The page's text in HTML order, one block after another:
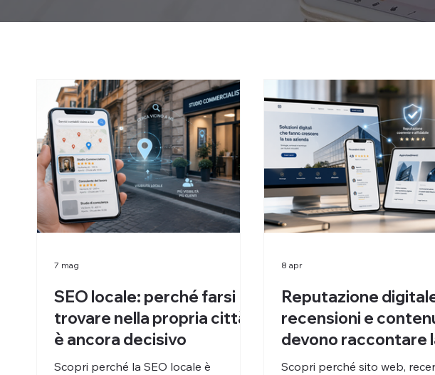
SEO locale: perché farsi
trovare nella propria città
è ancora decisivo
Scopri perché la SEO locale è
7 mag
Reputazione
recensioni e
devono raccontare
stessa storia
Scopri perché sito web,
8 apr